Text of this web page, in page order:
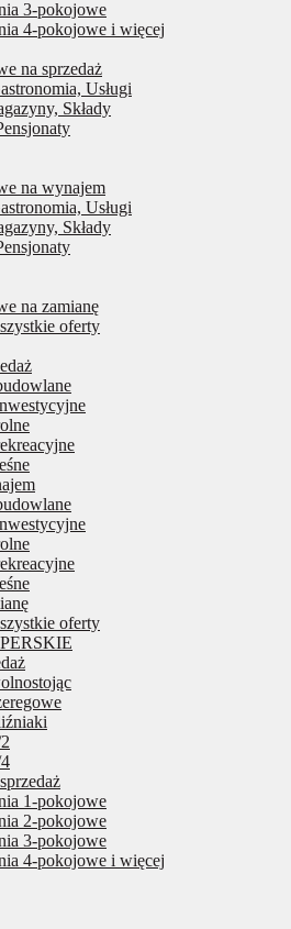
3-pokojowe
4-pokojowe i więcej
na sprzedaż
Usługi
Składy
na wynajem
Usługi
Składy
na zamianę
oferty
oferty
1-pokojowe
2-pokojowe
3-pokojowe
4-pokojowe i więcej